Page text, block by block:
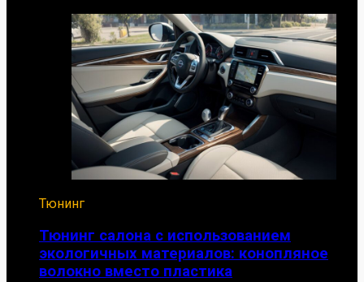
Тюнинг
Тюнинг салона с использованием
экологичных материалов: конопляное
волокно вместо пластика